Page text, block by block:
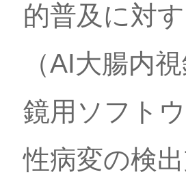
的普及に対
（AI大腸内
鏡用ソフト
性病変の検